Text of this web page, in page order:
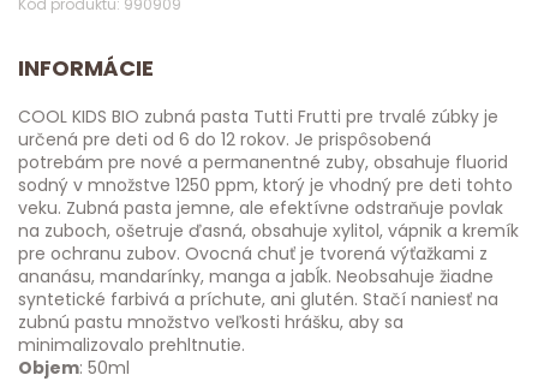
Kód produktu: 990909
INFORMÁCIE
COOL KIDS BIO zubná pasta Tutti Frutti pre trvalé zúbky je
určená pre deti od 6 do 12 rokov. Je prispôsobená
potrebám pre nové a permanentné zuby, obsahuje fluorid
sodný v množstve 1250 ppm, ktorý je vhodný pre deti tohto
veku. Zubná pasta jemne, ale efektívne odstraňuje povlak
na zuboch, ošetruje ďasná, obsahuje xylitol, vápnik a kremík
pre ochranu zubov. Ovocná chuť je tvorená výťažkami z
ananásu, mandarínky, manga a jabĺk. Neobsahuje žiadne
syntetické farbivá a príchute, ani glutén. Stačí naniesť na
zubnú pastu množstvo veľkosti hrášku, aby sa
minimalizovalo prehltnutie.
Objem: 50ml